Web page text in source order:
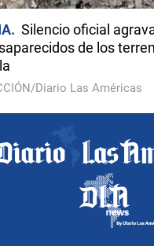
Silencio oficial
de los
Diario Las Américas